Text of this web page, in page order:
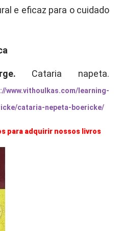
e eficaz para o cuidado
Cataria napeta.
www.vithoulkas.com/learning-
cataria-nepeta-boericke/
para adquirir nossos livros